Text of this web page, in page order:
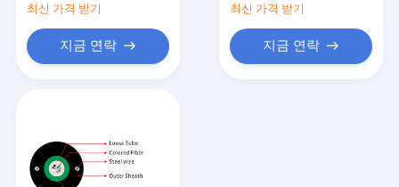
광섬유 스플라이스 클로저
광섬유 감쇠기
최신 가격 받기
지금 연락
최신 가격 받기
지금 연락